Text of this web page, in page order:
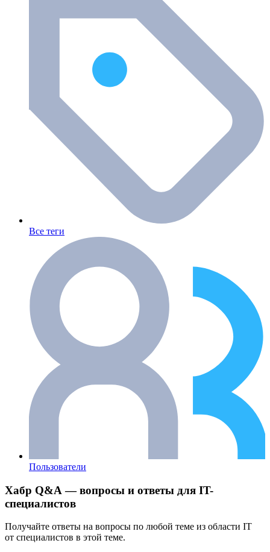
Все теги
Пользователи
Хабр Q&A — вопросы и ответы для IT-
специалистов
Получайте ответы на вопросы по любой теме из области IT
от специалистов в этой теме.